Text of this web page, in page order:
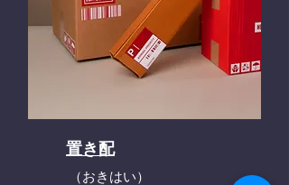
置き配
（おきはい）